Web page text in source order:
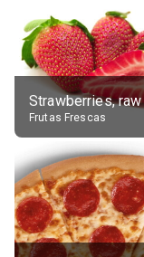
Strawberries, raw
Frutas Frescas